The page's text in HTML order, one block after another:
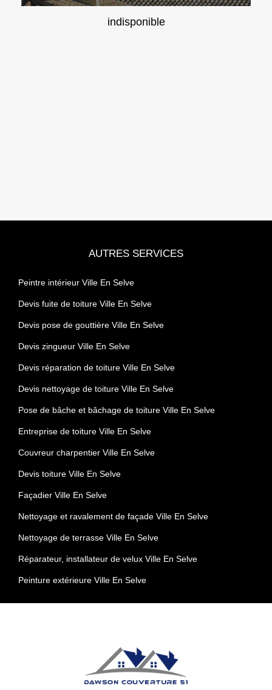
indisponible
AUTRES SERVICES
Peintre intérieur Ville En Selve
Devis fuite de toiture Ville En Selve
Devis pose de gouttière Ville En Selve
Devis zingueur Ville En Selve
Devis réparation de toiture Ville En Selve
Devis nettoyage de toiture Ville En Selve
Pose de bâche et bâchage de toiture Ville En Selve
Entreprise de toiture Ville En Selve
Couvreur charpentier Ville En Selve
Devis toiture Ville En Selve
Façadier Ville En Selve
Nettoyage et ravalement de façade Ville En Selve
Nettoyage de terrasse Ville En Selve
Réparateur, installateur de velux Ville En Selve
Peinture extérieure Ville En Selve